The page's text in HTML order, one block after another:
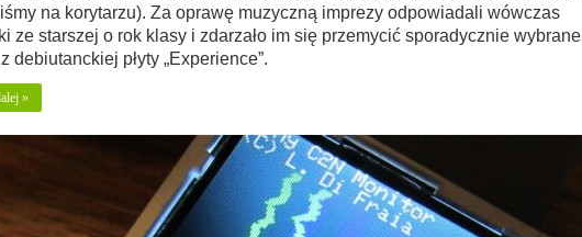
na korytarzu). Za oprawę muzyczną imprezy odpowiadali wówczas
ze starszej o rok klasy i zdarzało im się przemycić sporadycznie wybrane
debiutanckiej płyty „Experience”.
»